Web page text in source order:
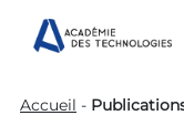
Accueil -